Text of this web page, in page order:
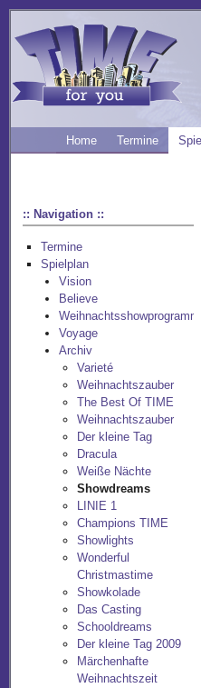
Home Termine
:: Navigation ::
Termine
Spielplan
Vision
Believe
Weihnachtsshowprogramm
Voyage
Archiv
Varieté
Weihnachtszauber
The Best Of TIME
Weihnachtszauber
Der kleine Tag
Dracula
Weiße Nächte
Showdreams
LINIE 1
Champions TIME
Showlights
Wonderful
Christmastime
Showkolade
Das Casting
Schooldreams
Der kleine Tag 2009
Märchenhafte
Weihnachtszeit